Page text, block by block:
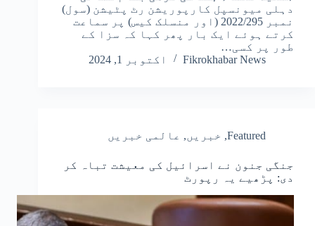
دہلی میونسپل کارپوریشن رٹ پٹیشن (سول)
نمبر 2022/295 (اور منسلک کیس) پر سماعت
کرتے ہوئے ایک بار پھر کہا کہ سزا کے
طور پر کسی…
Fikrokhabar News
اکتوبر 1, 2024
Featured
, خبریں, عالمی خبریں
جنگی جنون نے اسرائیل کی معیشت تباہ کر
دی: پڑھیے یہ رپورٹ